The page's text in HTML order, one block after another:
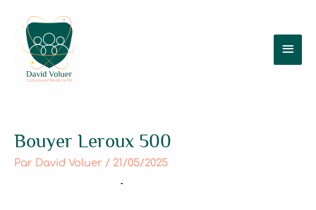
contenu
Bouyer Leroux 500
Par David Voluer / 21/05/2025